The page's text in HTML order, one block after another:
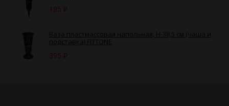
195 ₽
Ваза пластмассовая напольная, H-38,5 см (чаша и
подставка) FITTONE
395 ₽